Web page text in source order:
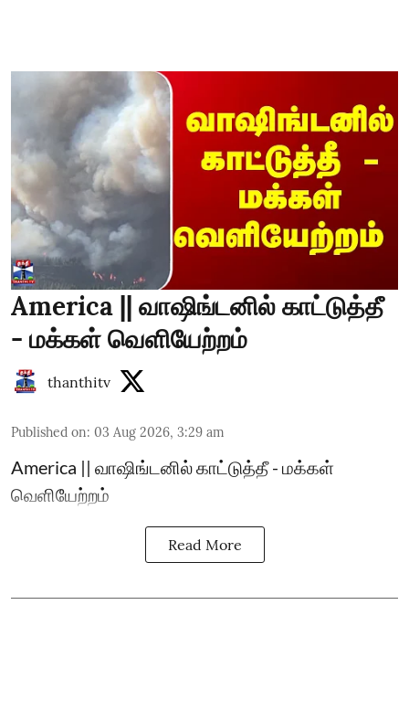
America || வாஷிங்டனில் காட்டுத்தீ
- மக்கள் வெளியேற்றம்
thanthitv
Published on: 03 Aug 2026, 3:29 am
America || வாஷிங்டனில் காட்டுத்தீ - மக்கள்
வெளியேற்றம்
Read More